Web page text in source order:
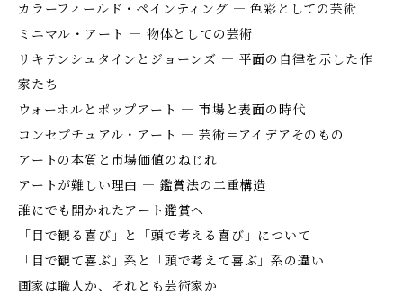
カラーフィールド・ペインティング ― 色彩としての芸術
ミニマル・アート ― 物体としての芸術
リキテンシュタインとジョーンズ ― 平面の自律を示した作
家たち
ウォーホルとポップアート ― 市場と表面の時代
コンセプチュアル・アート ― 芸術＝アイデアそのもの
アートの本質と市場価値のねじれ
アートが難しい理由 ― 鑑賞法の二重構造
誰にでも開かれたアート鑑賞へ
「目で観る喜び」と「頭で考える喜び」について
「目で観て喜ぶ」系と「頭で考えて喜ぶ」系の違い
画家は職人か、それとも芸術家か